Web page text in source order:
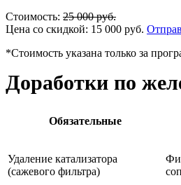
Стоимость: 25 000руб.
Цена со скидкой: 15 000 руб.
*Стоимость указана только за
Доработки по
Обязательные
Удаление катализатора
(сажевого фильтра)